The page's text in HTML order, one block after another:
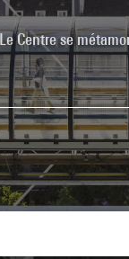
Le Centre se